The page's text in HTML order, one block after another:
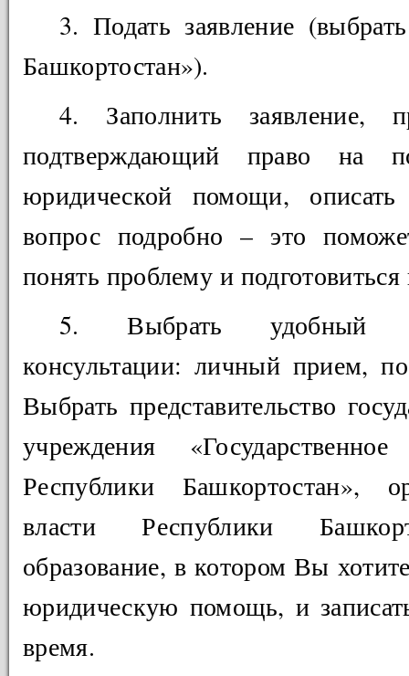
3. Подать заявление
Башкортостан»).
4. Заполнить заявление,
подтверждающий право на
юридической помощи,
вопрос подробно – это
понять проблему и
5. Выбрать удобный
консультации: личный прием,
Выбрать представительство
учреждения
Республики Башкортостан»,
власти Республики
образование, в котором Вы
юридическую помощь, и
время.